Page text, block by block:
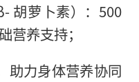
胡萝卜素）：500
营养支持；
助力身体营养协同